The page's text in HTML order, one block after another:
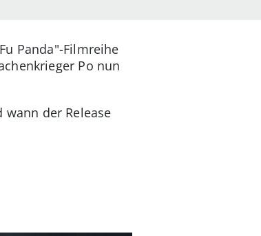
Panda"-Filmreihe
Po nun
der Release